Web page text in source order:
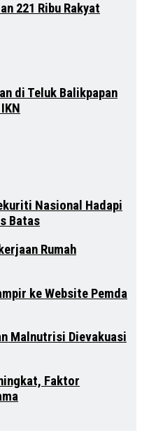
221 Ribu Rakyat
di Teluk Balikpapan
Nasional Hadapi
Batas
Rumah
ke Website Pemda
Malnutrisi Dievakuasi
Faktor